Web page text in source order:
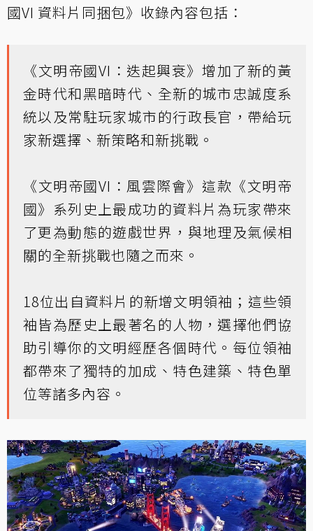
國VI 資料片同捆包》收錄內容包括：
《文明帝國VI：迭起興衰》增加了新的黃
金時代和黑暗時代、全新的城市忠誠度系
統以及常駐玩家城市的行政長官，帶給玩
家新選擇、新策略和新挑戰。
《文明帝國VI：風雲際會》這款《文明帝
國》系列史上最成功的資料片為玩家帶來
了更為動態的遊戲世界，與地理及氣候相
關的全新挑戰也隨之而來。
18位出自資料片的新增文明領袖；這些領
袖皆為歷史上最著名的人物，選擇他們協
助引導你的文明經歷各個時代。每位領袖
都帶來了獨特的加成、特色建築、特色單
位等諸多內容。